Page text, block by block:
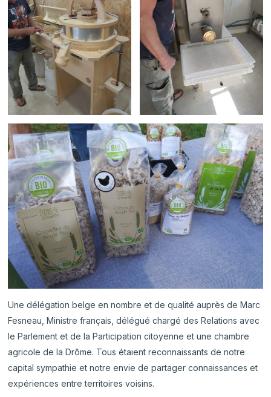
Une délégation belge en nombre et de qualité auprès de Marc
Fesneau, Ministre français, délégué chargé des Relations avec
le Parlement et de la Participation citoyenne et une chambre
agricole de la Drôme. Tous étaient reconnaissants de notre
capital sympathie et notre envie de partager connaissances et
expériences entre territoires voisins.